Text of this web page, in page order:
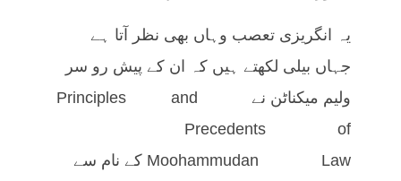
یہ انگریزی تعصب وہاں بھی نظر آتا ہے
جہاں بیلی لکھتے ہیں کہ ان کے پیش رو سر
ولیم میکناٹن نے Principles and
Precedents of
Moohammudan Law کے نام سے